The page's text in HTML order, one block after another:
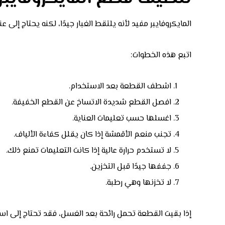
المايكروفايبر مفيد لأنه يلتقط الغبار جيدًا، لكنه يحتاج إلى
اتبع هذه الخطوات:
اشطف القطعة بعد الاستخدام.
افصل القطع شديدة الاتساخ عن القطع الخفيفة.
اغسلها حسب تعليمات العناية.
تجنب منعم الأقمشة إذا كان يقلل كفاءة الألياف.
لا تستخدم حرارة عالية إذا كانت التعليمات تمنع ذلك.
جففها جيدًا قبل التخزين.
لا تخزنها وهي رطبة.
إذا بقيت القطعة تحمل رائحة بعد الغسل، فقد تحتاج إلى